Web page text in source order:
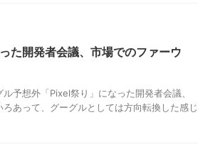
た開発者会議、市場でのファーウ
予想外「Pixel祭り」になった開発者会議、
あって、グーグルとしては方向転換した感じ